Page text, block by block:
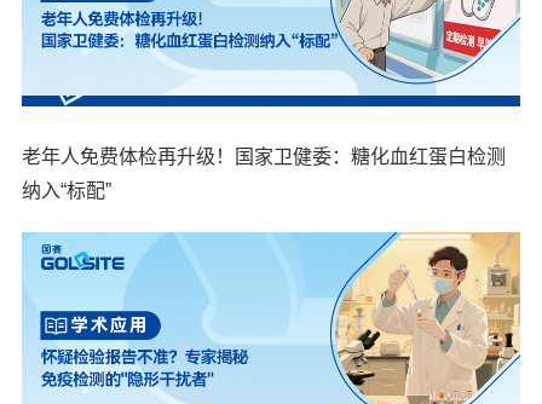
老年人免费体检再升级！国家卫健委：糖化血红蛋白检测
纳入“标配”